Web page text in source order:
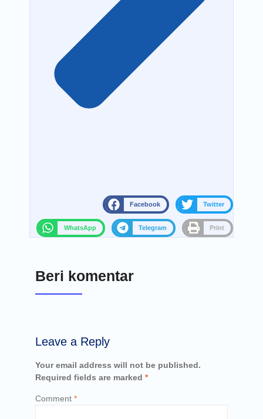
Facebook Twitter
WhatsApp Telegram Print
Beri komentar
Leave a Reply
Your email address will not be published.
Required fields are marked *
Comment *